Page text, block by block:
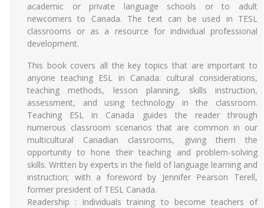
academic or private language schools or to adult
newcomers to Canada. The text can be used in TESL
classrooms or as a resource for individual professional
development.
This book covers all the key topics that are important to
anyone teaching ESL in Canada: cultural considerations,
teaching methods, lesson planning, skills instruction,
assessment, and using technology in the classroom.
Teaching ESL in Canada guides the reader through
numerous classroom scenarios that are common in our
multicultural Canadian classrooms, giving them the
opportunity to hone their teaching and problem-solving
skills. Written by experts in the field of language learning and
instruction; with a foreword by Jennifer Pearson Terell,
former president of TESL Canada.
Readership : Individuals training to become teachers of